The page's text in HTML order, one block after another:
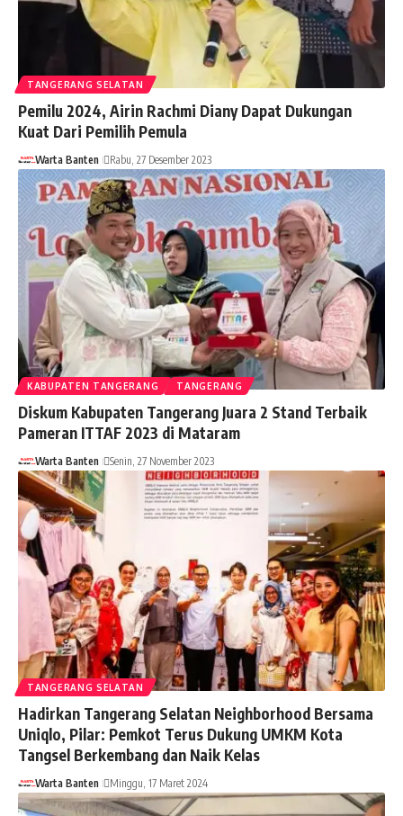
TANGERANG SELATAN
Pemilu 2024, Airin Rachmi Diany Dapat Dukungan
Kuat Dari Pemilih Pemula
Warta Banten Rabu, 27 Desember 2023
KABUPATEN TANGERANG TANGERANG
Diskum Kabupaten Tangerang Juara 2 Stand Terbaik
Pameran ITTAF 2023 di Mataram
Warta Banten Senin, 27 November 2023
TANGERANG SELATAN
Hadirkan Tangerang Selatan Neighborhood Bersama
Uniqlo, Pilar: Pemkot Terus Dukung UMKM Kota
Tangsel Berkembang dan Naik Kelas
Warta Banten Minggu, 17 Maret 2024